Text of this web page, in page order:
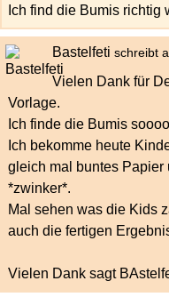
Ich find die Bumis richtig
Bastelfeti schreibt
Vielen Dank für
Vorlage.
Ich finde die Bumis
Ich bekomme heute
gleich mal buntes Papier
*zwinker*.
Mal sehen was die Kids
auch die fertigen
Vielen Dank sagt